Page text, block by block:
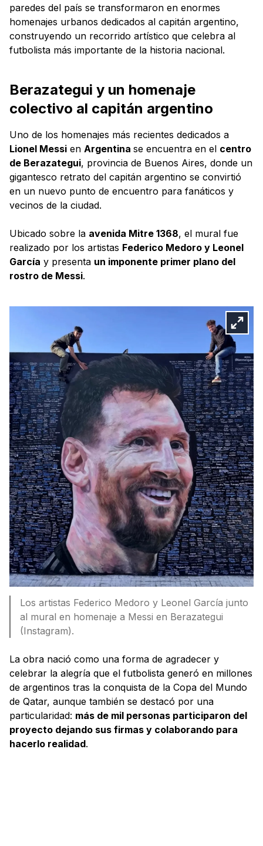
paredes del país se transformaron en enormes
homenajes urbanos dedicados al capitán argentino,
construyendo un recorrido artístico que celebra al
futbolista más importante de la historia nacional.
Berazategui y un homenaje
colectivo al capitán argentino
Uno de los homenajes más recientes dedicados a
Lionel Messi en Argentina se encuentra en el centro
de Berazategui, provincia de Buenos Aires, donde un
gigantesco retrato del capitán argentino se convirtió
en un nuevo punto de encuentro para fanáticos y
vecinos de la ciudad.
Ubicado sobre la avenida Mitre 1368, el mural fue
realizado por los artistas Federico Medoro y Leonel
García y presenta un imponente primer plano del
rostro de Messi.
Los artistas Federico Medoro y Leonel García junto
al mural en homenaje a Messi en Berazategui
(Instagram).
La obra nació como una forma de agradecer y
celebrar la alegría que el futbolista generó en millones
de argentinos tras la conquista de la Copa del Mundo
de Qatar, aunque también se destacó por una
particularidad: más de mil personas participaron del
proyecto dejando sus firmas y colaborando para
hacerlo realidad.